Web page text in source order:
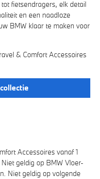
fietsendragers, elk detail
en een naadloze
BMW klaar te maken voor
& Comfort Accessoires
Accessoires vanaf 1
geldig op BMW Vloer-
Niet geldig op volgende